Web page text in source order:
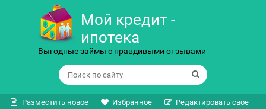
Мой кредит -
ипотека
Выгодные займы с правдивыми отзывами
Разместить новое Избранное Редактировать свое